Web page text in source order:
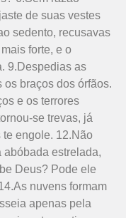
de suas vestes
sedento, recusavas
forte, e o
9.Despedias as
braços dos órfãos.
e os terrores
se trevas, já
engole. 12.Não
abóbada estrelada,
Deus? Pode ele
nuvens formam
apenas pela